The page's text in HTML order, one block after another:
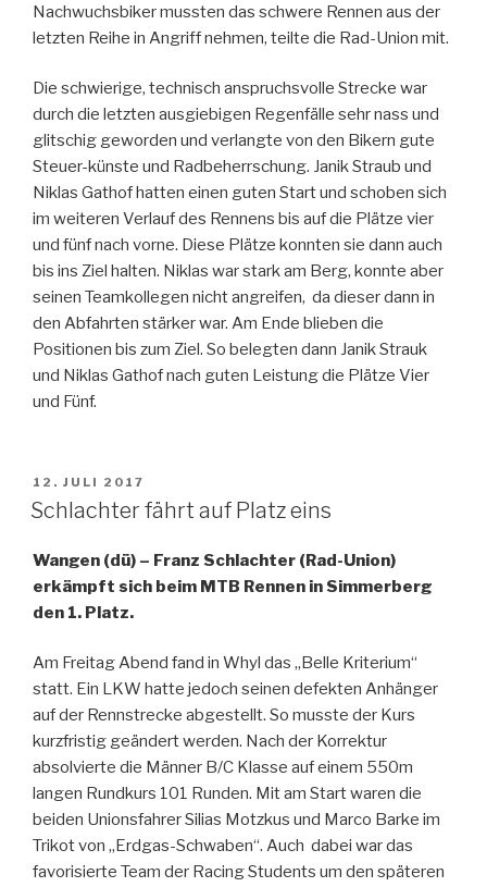
Nachwuchsbiker mussten das schwere Rennen aus der
letzten Reihe in Angriff nehmen, teilte die Rad-Union mit.
Die schwierige, technisch anspruchsvolle Strecke war
durch die letzten ausgiebigen Regenfälle sehr nass und
glitschig geworden und verlangte von den Bikern gute
Steuer-künste und Radbeherrschung. Janik Straub und
Niklas Gathof hatten einen guten Start und schoben sich
im weiteren Verlauf des Rennens bis auf die Plätze vier
und fünf nach vorne. Diese Plätze konnten sie dann auch
bis ins Ziel halten. Niklas war stark am Berg, konnte aber
seinen Teamkollegen nicht angreifen, da dieser dann in
den Abfahrten stärker war. Am Ende blieben die
Positionen bis zum Ziel. So belegten dann Janik Strauk
und Niklas Gathof nach guten Leistung die Plätze Vier
und Fünf.
VERÖFFENTLICHT
AM
12. JULI 2017
Schlachter fährt auf Platz eins
Wangen (dü) – Franz Schlachter (Rad-Union)
erkämpft sich beim MTB Rennen in Simmerberg
den 1. Platz.
Am Freitag Abend fand in Whyl das „Belle Kriterium“
statt. Ein LKW hatte jedoch seinen defekten Anhänger
auf der Rennstrecke abgestellt. So musste der Kurs
kurzfristig geändert werden. Nach der Korrektur
absolvierte die Männer B/C Klasse auf einem 550m
langen Rundkurs 101 Runden. Mit am Start waren die
beiden Unionsfahrer Silias Motzkus und Marco Barke im
Trikot von „Erdgas-Schwaben“. Auch dabei war das
favorisierte Team der Racing Students um den späteren